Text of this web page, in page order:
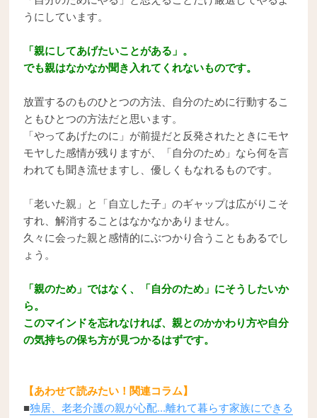
うにしています。
「親にしてあげたいことがある」。
でも親はなかなか聞き入れてくれないものです。
放置するのものひとつの方法、自分のために行動するこ
ともひとつの方法だと思います。
「やってあげたのに」が前提だと反発されたときにモヤ
モヤした感情が残りますが、「自分のため」なら何を言
われても聞き流せますし、優しくもなれるものです。
「老いた親」と「自立した子」のギャップは広がりこそ
すれ、解消することはなかなかありません。
久々に会った親と感情的にぶつかり合うこともあるでし
ょう。
「親のため」ではなく、「自分のため」にそうしたいか
ら。
このマインドを忘れなければ、親とのかかわり方や自分
の気持ちの保ち方が見つかるはずです。
【あわせて読みたい！関連コラム】
■独居、老老介護の親が心配...離れて暮らす家族にできる